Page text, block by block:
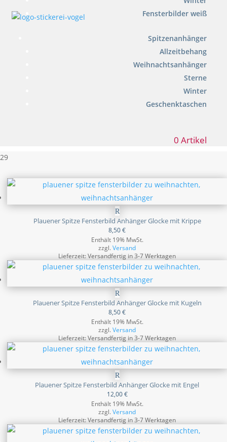
Fensterbilder weiß
Spitzenanhänger
Allzeitbehang
Weihnachtsanhänger
Sterne
Winter
Geschenktaschen
0 Artikel
29
Plauener Spitze Fensterbild Anhänger Glocke mit Krippe
8,50€
Enthält 19% MwSt.
zzgl.Versand
Lieferzeit: Versandfertig in 3-7 Werktagen
Plauener Spitze Fensterbild Anhänger Glocke mit Kugeln
8,50€
Enthält 19% MwSt.
zzgl.Versand
Lieferzeit: Versandfertig in 3-7 Werktagen
Plauener Spitze Fensterbild Anhänger Glocke mit Engel
12,00€
Enthält 19% MwSt.
zzgl.Versand
Lieferzeit: Versandfertig in 3-7 Werktagen